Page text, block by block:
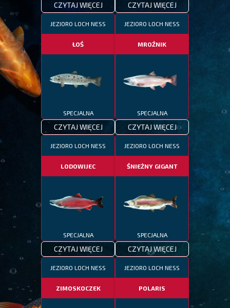
CZYTAJ WIĘCEJ CZYTAJ WIĘCEJ
JEZIORO LOCH NESS
ŁOŚ
SPECJALNA
CZYTAJ WIĘCEJ
JEZIORO LOCH NESS
MROŹNIK
SPECJALNA
CZYTAJ WIĘCEJ
JEZIORO LOCH NESS
LODOWIJEC
SPECJALNA
CZYTAJ WIĘCEJ
JEZIORO LOCH NESS
ŚNIEŻNY GIGANT
SPECJALNA
CZYTAJ WIĘCEJ
JEZIORO LOCH NESS
ZIMOSKOCZEK
JEZIORO LOCH NESS
POLARIS